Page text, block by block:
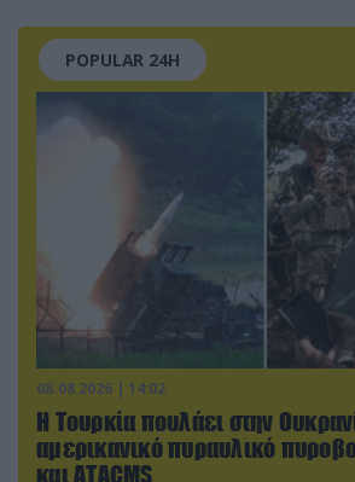
POPULAR 24H
08.08.2026 | 14:02
Η Τουρκία πουλάει στην
αμερικανικό πυραυλικό
και ΑΤΑCMS